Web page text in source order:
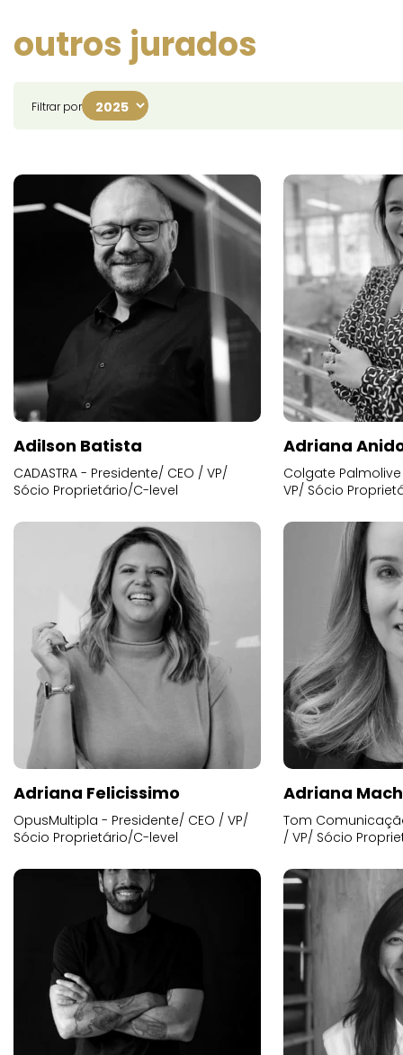
outros jurados
Filtrar por
Adilson Batista
CADASTRA - Presidente/ CEO / VP/
Sócio Proprietário/C-level
Adriana
Colgate
VP/ Sócio
Adriana Felicissimo
OpusMultipla - Presidente/ CEO / VP/
Sócio Proprietário/C-level
Adriana
Tom
/ VP/ Sócio